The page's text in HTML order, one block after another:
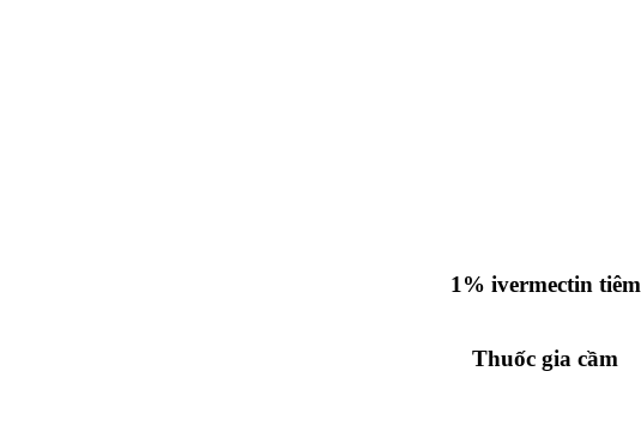
1% ivermectin tiêm
Thuốc gia cầm